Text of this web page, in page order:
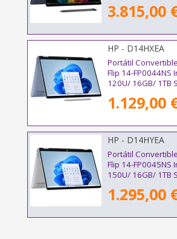
3.815,00
HP - D14HXEA
Portátil
Flip 14-FP0044NS
120U/ 16GB/ 1TB
1.129,00
HP - D14HYEA
Portátil
Flip 14-FP0045NS
150U/ 16GB/ 1TB
1.295,00